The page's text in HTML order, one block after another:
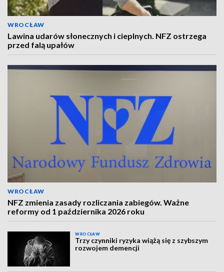
WROCŁAW
Lawina udarów słonecznych i cieplnych. NFZ ostrzega
przed falą upałów
WROCŁAW
NFZ zmienia zasady rozliczania zabiegów. Ważne
reformy od 1 października 2026 roku
WROCŁAW
Trzy czynniki ryzyka wiążą się z szybszym
rozwojem demencji